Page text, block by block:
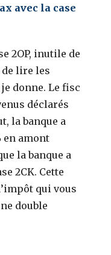
avec la case
2OP, inutile de
lire les
donne. Le fisc
déclarés
la banque a
en amont
la banque a
2CK. Cette
qui vous
double